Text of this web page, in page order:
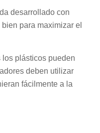
desarrollado con
para maximizar el
plásticos pueden
deben utilizar
fácilmente a la